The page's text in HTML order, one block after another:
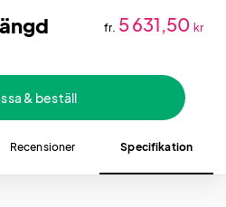
fr. 5 631,50 kr
& beställ
Recensioner Specifikation